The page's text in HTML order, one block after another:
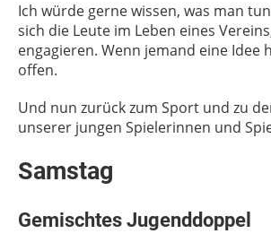
Ich würde gerne wissen, was man
sich die Leute im Leben eines
engagieren. Wenn jemand eine Idee
offen.
Und nun zurück zum Sport und zu
unserer jungen Spielerinnen und
Samstag
Gemischtes Jugenddoppel